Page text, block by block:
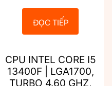
ĐỌC TIẾP
CPU INTEL CORE I5
13400F | LGA1700,
TURBO 4.60 GHZ,